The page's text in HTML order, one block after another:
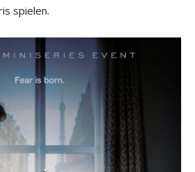
spielen.